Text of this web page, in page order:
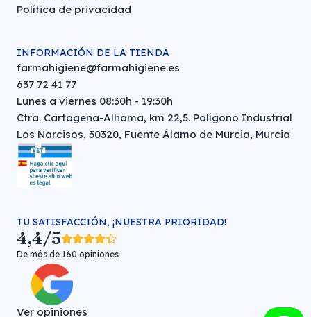
Política de privacidad
INFORMACIÓN DE LA TIENDA
farmahigiene@farmahigiene.es
637 72 41 77
Lunes a viernes 08:30h - 19:30h
Ctra. Cartagena-Alhama, km 22,5. Polígono Industrial
Los Narcisos, 30320, Fuente Álamo de Murcia, Murcia
TU SATISFACCIÓN, ¡NUESTRA PRIORIDAD!
4,4/5
De más de 160 opiniones
Ver opiniones